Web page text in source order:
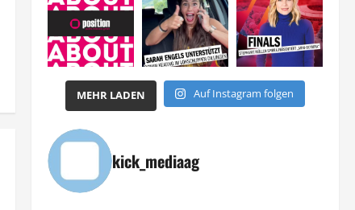
MEHR LADEN Auf Instagram folgen
kick_mediaag